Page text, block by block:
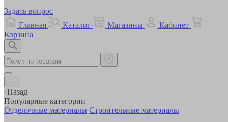
Задать вопрос
Главная
Каталог Магазины
Кабинет
Корзина
Назад
Популярные категории
Отделочные материалы Строительные материалы